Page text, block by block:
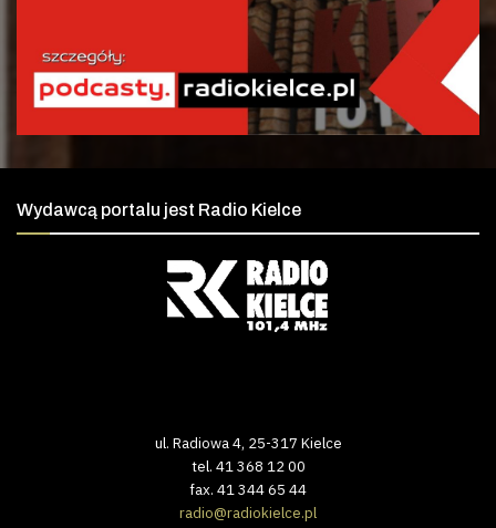
Wydawcą portalu jest Radio Kielce
ul. Radiowa 4, 25-317 Kielce
tel. 41 368 12 00
fax. 41 344 65 44
radio@radiokielce.pl